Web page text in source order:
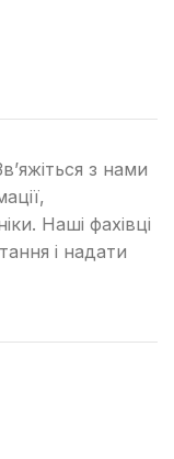
з нами
Наші фахівці
і надати